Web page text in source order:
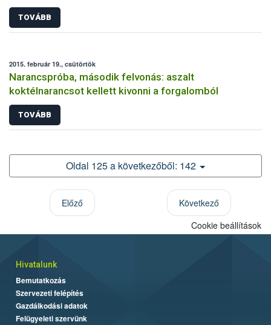
TOVÁBB
2015. február 19., csütörtök
Narancspróba, második felvonás: aszalt
koktélnarancsot kellett kivonni a forgalomból
TOVÁBB
Oldal 125 a következőből: 142
Előző
Következő
Cookie beállítások
Hivatalunk
Bemutatkozás
Szervezeti felépítés
Gazdálkodási adatok
Felügyeleti szervünk